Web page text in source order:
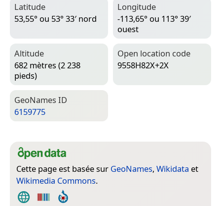
Latitude
53,55° ou 53° 33′ nord
Longitude
-113,65° ou 113° 39′
ouest
Altitude
682 mètres (2 238
pieds)
Open location code
9558H82X+2X
Geo­Names ID
6159775
Cette page est basée sur GeoNames, Wikidata et
Wikimedia Commons.